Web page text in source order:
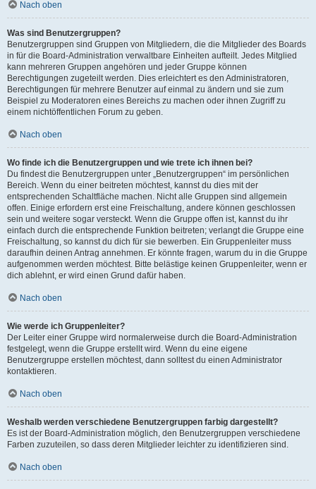
Nach oben
Was sind Benutzergruppen?
Benutzergruppen sind Gruppen von Mitgliedern, die die Mitglieder des Boards
in für die Board-Administration verwaltbare Einheiten aufteilt. Jedes Mitglied
kann mehreren Gruppen angehören und jeder Gruppe können
Berechtigungen zugeteilt werden. Dies erleichtert es den Administratoren,
Berechtigungen für mehrere Benutzer auf einmal zu ändern und sie zum
Beispiel zu Moderatoren eines Bereichs zu machen oder ihnen Zugriff zu
einem nichtöffentlichen Forum zu geben.
Nach oben
Wo finde ich die Benutzergruppen und wie trete ich ihnen bei?
Du findest die Benutzergruppen unter „Benutzergruppen“ im persönlichen
Bereich. Wenn du einer beitreten möchtest, kannst du dies mit der
entsprechenden Schaltfläche machen. Nicht alle Gruppen sind allgemein
offen. Einige erfordern erst eine Freischaltung, andere können geschlossen
sein und weitere sogar versteckt. Wenn die Gruppe offen ist, kannst du ihr
einfach durch die entsprechende Funktion beitreten; verlangt die Gruppe eine
Freischaltung, so kannst du dich für sie bewerben. Ein Gruppenleiter muss
daraufhin deinen Antrag annehmen. Er könnte fragen, warum du in die Gruppe
aufgenommen werden möchtest. Bitte belästige keinen Gruppenleiter, wenn er
dich ablehnt, er wird einen Grund dafür haben.
Nach oben
Wie werde ich Gruppenleiter?
Der Leiter einer Gruppe wird normalerweise durch die Board-Administration
festgelegt, wenn die Gruppe erstellt wird. Wenn du eine eigene
Benutzergruppe erstellen möchtest, dann solltest du einen Administrator
kontaktieren.
Nach oben
Weshalb werden verschiedene Benutzergruppen farbig dargestellt?
Es ist der Board-Administration möglich, den Benutzergruppen verschiedene
Farben zuzuteilen, so dass deren Mitglieder leichter zu identifizieren sind.
Nach oben